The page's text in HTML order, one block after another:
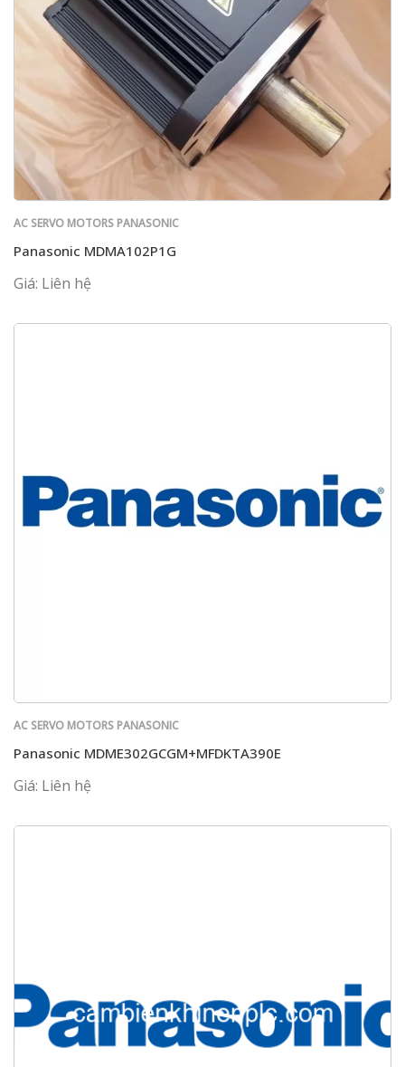
AC SERVO MOTORS PANASONIC
Panasonic MDMA102P1G
Giá: Liên hệ
AC SERVO MOTORS PANASONIC
Panasonic MDME302GCGM+MFDKTA390E
Giá: Liên hệ